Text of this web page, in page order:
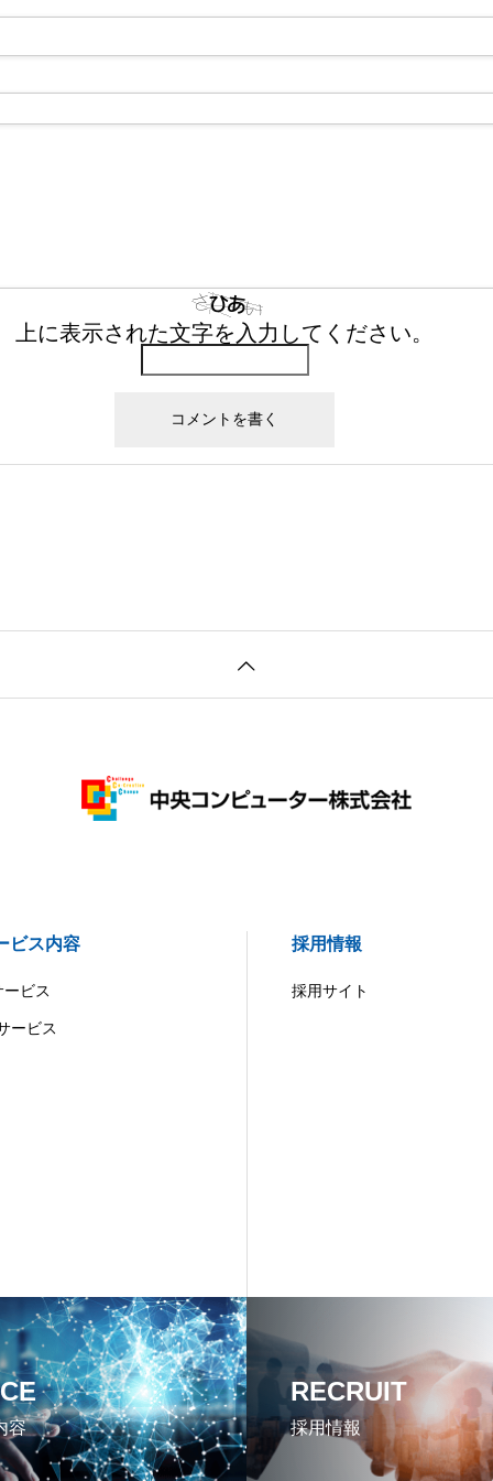
上に表示された文字を入力してください。
ビス内容
ービス
ービス
採用情報
採用サイト
容
RECRUIT
採用情報